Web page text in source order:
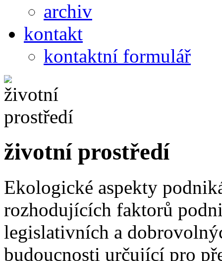
archiv
kontakt
kontaktní formulář
životní prostředí
Ekologické aspekty
rozhodujících faktorů
legislativních a
budoucnosti určující pro